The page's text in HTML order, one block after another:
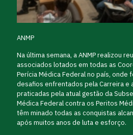
ANMP
Na última semana, a ANMP realizou
associados lotados em todas as
Perícia Médica Federal no país, onde
desafios enfrentados pela Carreira e
praticadas pela atual gestão da
Médica Federal contra os Peritos
têm minado todas as conquistas
após muitos anos de luta e esforço.